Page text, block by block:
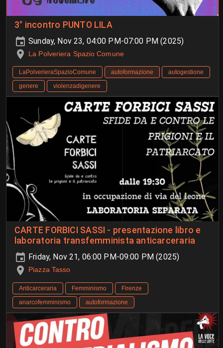
3° incontro PUNTO LILA
Sunday, Nov 23, 04:00 PM-07:00 PM (2025)
La Polveriera Spazio Comune
LaPolverieraSpazioComune autoformazione
autogestione
genere
violenzadigenere
CARTE FORBICI SASSI - presentazione libro e
laboratoria transfemminista anticarceraria
Friday, Nov 21, 06:00 PM-09:00 PM (2025)
Piazza Tasso
Anticarceraria Femminismo
Firenze
anarcofemminismo
autoformazione